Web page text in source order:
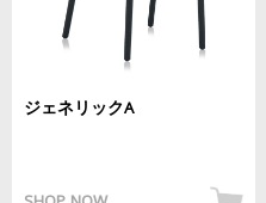
ジェネリックA